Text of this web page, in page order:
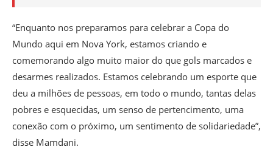
“Enquanto nos preparamos para celebrar a Copa do
Mundo aqui em Nova York, estamos criando e
comemorando algo muito maior do que gols marcados e
desarmes realizados. Estamos celebrando um esporte que
deu a milhões de pessoas, em todo o mundo, tantas delas
pobres e esquecidas, um senso de pertencimento, uma
conexão com o próximo, um sentimento de solidariedade”,
disse Mamdani.